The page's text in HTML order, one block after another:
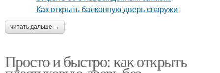
читать дальше →
Просто и быстро: как открыть